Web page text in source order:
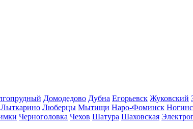
Домодедово Дубна Егорьевск Жуковский
Лыткарино Люберцы Мытищи Наро-Фоминск
Черноголовка Чехов Шатура Шаховская